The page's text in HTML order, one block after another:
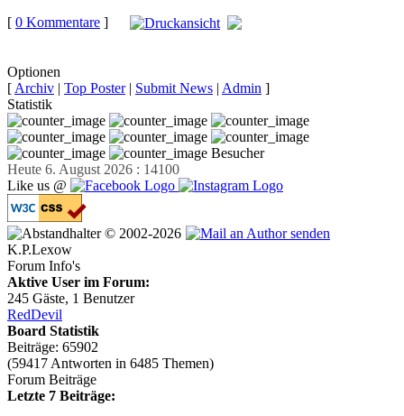
[ 0 Kommentare ]
Optionen
[ Archiv | Top Poster| Submit News | Admin ]
Statistik
Besucher
Heute 6. August 2026 : 14100
Like us @
© 2002-2026
K.P.Lexow
Forum Info's
Aktive User im Forum:
245 Gäste, 1 Benutzer
RedDevil
Board Statistik
Beiträge: 65902
(59417 Antworten in 6485 Themen)
Forum Beiträge
Letzte 7 Beiträge: